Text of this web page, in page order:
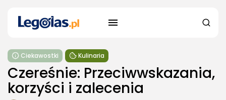
Ciekawostki Kulinaria
Czereśnie: Przeciwwskazania,
korzyści i zalecenia